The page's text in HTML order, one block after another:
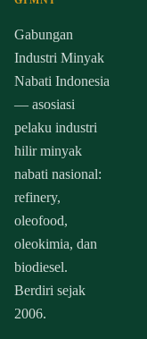
Gabungan
Industri Minyak
Nabati Indonesia
— asosiasi
pelaku industri
hilir minyak
nabati nasional:
refinery,
oleofood,
oleokimia, dan
biodiesel.
Berdiri sejak
2006.